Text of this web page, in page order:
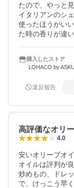
たので、やっと
イタリアンのシ
使ったほうがい
た時の香りが違い
購入したストア
LOHACO by
違反報告
高評価なオリ
4.0
安いオリーブオ
オイルは評判が
炒めもの、ドレ
で、けっこう早